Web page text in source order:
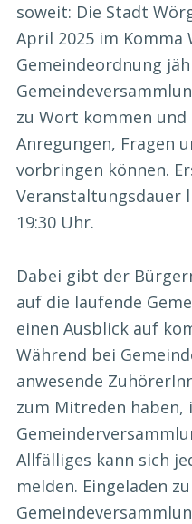
soweit: Die Stadt
April 2025 im
Gemeindeordnung
zu Wort kommen und
Anregungen, Fragen
vorbringen können.
Veranstaltungsdauer
19:30 Uhr.
Dabei gibt der
auf die laufende
einen Ausblick auf
Während bei
anwesende
zum Mitreden haben,
Allfälliges kann sich
melden. Eingeladen